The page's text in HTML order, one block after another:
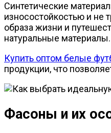
Синтетические
износостойкостью и не
образа жизни и
натуральные материалы.
Купить оптом белые
продукции, что
Фасоны и их